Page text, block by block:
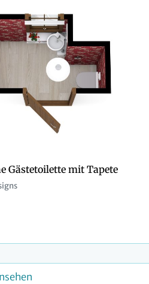
Gästetoilette mit Tapete